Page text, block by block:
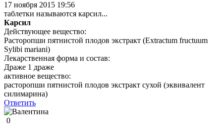
17 ноября 2015 19:56
таблетки называются карсил...
Карсил
Действующее вещество:
Расторопши пятнистой плодов экстракт (Extractum fructuum
Sylibi mariani)
Лекарственная форма и состав:
Драже 1 драже
активное вещество:
расторопши пятнистой плодов экстракт сухой (эквивалент
силимарина)
Ответить
0